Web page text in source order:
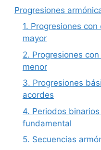
Progresiones
1. Progresiones
mayor
2. Progresiones
menor
3. Progresiones
acordes
4. Periodos
fundamental
5. Secuencias